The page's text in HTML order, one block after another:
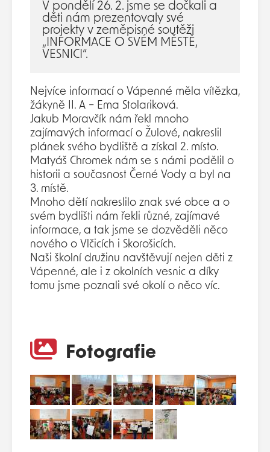
V pondělí 26. 2. jsme se dočkali a
děti nám prezentovaly své
projekty v zeměpisné soutěži
„INFORMACE O SVÉM MĚSTĚ,
VESNICI“.
Nejvíce informací o Vápenné měla vítězka,
žákyně II. A – Ema Stolariková.
Jakub Moravčík nám řekl mnoho
zajímavých informací o Žulové, nakreslil
plánek svého bydliště a získal 2. místo.
Matyáš Chromek nám se s námi podělil o
historii a současnost Černé Vody a byl na
3. místě.
Mnoho dětí nakreslilo znak své obce a o
svém bydlišti nám řekli různé, zajímavé
informace, a tak jsme se dozvěděli něco
nového o Vlčicích i Skorošicích.
Naši školní družinu navštěvují nejen děti z
Vápenné, ale i z okolních vesnic a díky
tomu jsme poznali své okolí o něco víc.
Fotografie